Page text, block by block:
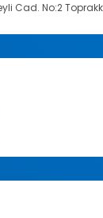
Cad. No:2